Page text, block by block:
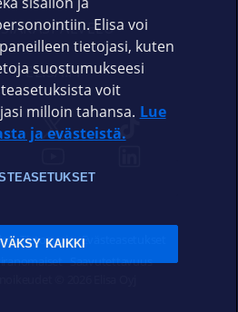
ELISA.FI
Tietosuoja Evästeasetukset
Saavutettavuus
Elisa voi
tietojasi, kuten
suostumukseesi
voit
milloin tahansa. Lue
ja evästeistä.
KAIKKI